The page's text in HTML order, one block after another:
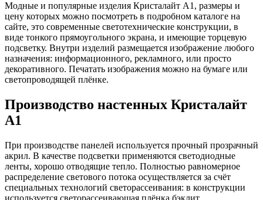
Модные и популярные изделия Кристалайт А1, размеры и
цену которых можно посмотреть в подробном каталоге на
сайте, это современные светотехнические конструкции, в
виде тонкого прямоугольного экрана, и имеющие торцевую
подсветку. Внутри изделий размещается изображение любого
назначения: информационного, рекламного, или просто
декоративного. Печатать изображения можно на бумаге или
светопроводящей плёнке.
Производство настенных Кристалайт
А1
При производстве панелей используется прочный прозрачный
акрил. В качестве подсветки применяются светодиодные
ленты, хорошо отводящие тепло. Полностью равномерное
распределение светового потока осуществляется за счёт
специальных технологий светорассеивания: в конструкции
используется светорассеивающая плёнка бэклит.